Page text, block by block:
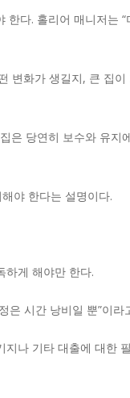
다. 홀리어 매니저는
변화가 생길지, 큰 집
은 당연히 보수와 유지
야 한다는 설명이다.
하게 해야만 한다.
은 시간 낭비일 뿐”이라
나 기타 대출에 대한